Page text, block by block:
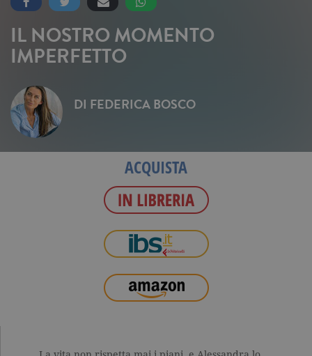
IL NOSTRO MOMENTO
IMPERFETTO
DI FEDERICA BOSCO
ACQUISTA